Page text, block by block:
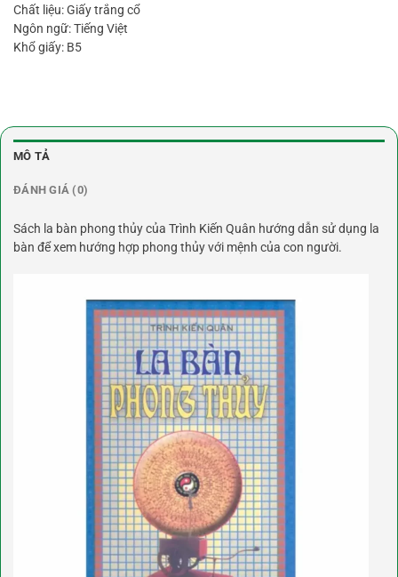
Chất liệu: Giấy trắng cổ
Ngôn ngữ: Tiếng Việt
Khổ giấy: B5
MÔ TẢ
ĐÁNH GIÁ (0)
Sách la bàn phong thủy của Trình Kiến Quân hướng dẫn sử dụng la
bàn để xem hướng hợp phong thủy với mệnh của con người.